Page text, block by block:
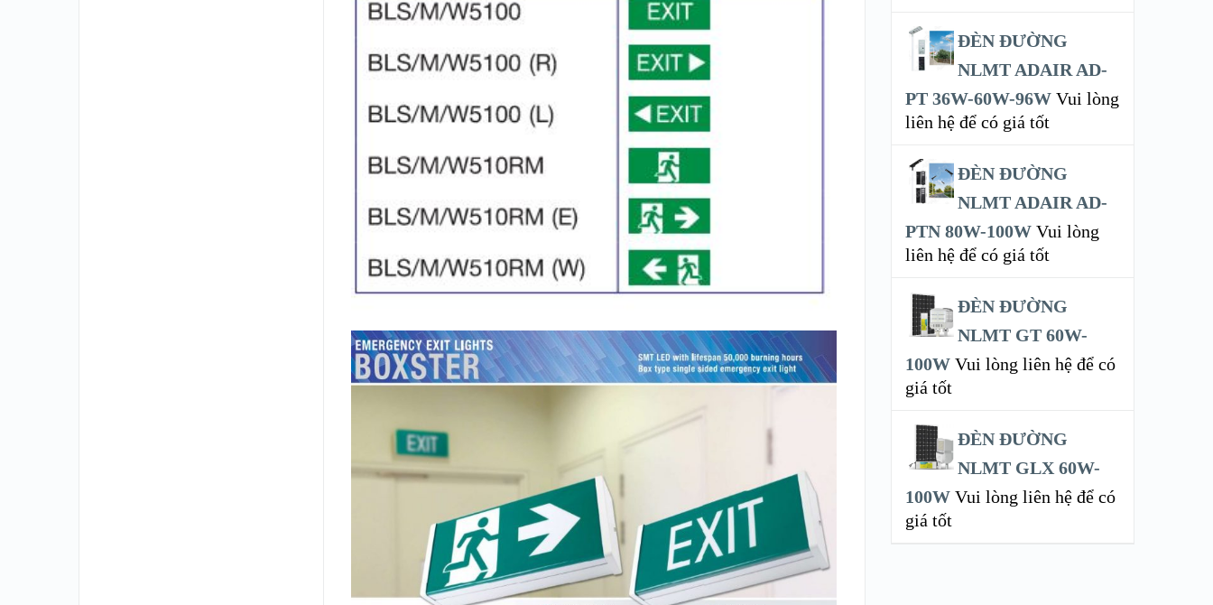
ĐÈN ĐƯỜNG
NLMT ADAIR AD-
PT 36W-60W-96W Vui lòng
liên hệ để có giá tốt
ĐÈN ĐƯỜNG
NLMT ADAIR AD-
PTN 80W-100W Vui lòng
liên hệ để có giá tốt
ĐÈN ĐƯỜNG
NLMT GT 60W-
100W Vui lòng liên hệ để có
giá tốt
ĐÈN ĐƯỜNG
NLMT GLX 60W-
100W Vui lòng liên hệ để có
giá tốt